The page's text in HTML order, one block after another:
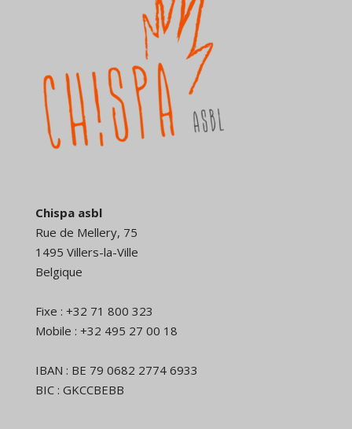
Chispa asbl
Rue de Mellery, 75
1495 Villers-la-Ville
Belgique
Fixe : +32 71 800 323
Mobile : +32 495 27 00 18
IBAN : BE 79 0682 2774 6933
BIC : GKCCBEBB